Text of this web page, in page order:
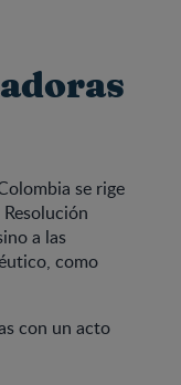
se rige
a las
como
con un acto